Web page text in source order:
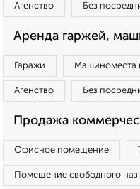
Агенство Без
Аренда гаржей,
Гаражи Машиноместа
Агенство Без
Продажа
Офисное помещение
Помещение свободного